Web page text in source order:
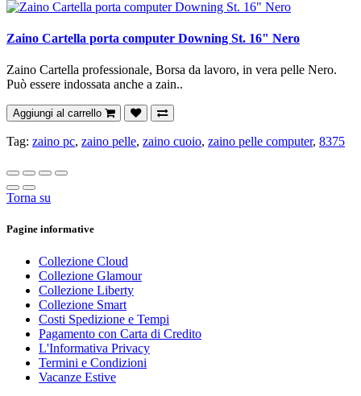
Zaino Cartella porta computer Downing St. 16" Nero
Zaino Cartella professionale, Borsa da lavoro, in vera pelle Nero.
Può essere indossata anche a zain..
Aggiungi al carrello
Tag: zaino pc, zaino pelle, zaino cuoio, zaino pelle computer, 8375
Torna su
Pagine informative
Collezione Cloud
Collezione Glamour
Collezione Liberty
Collezione Smart
Costi Spedizione e Tempi
Pagamento con Carta di Credito
L'Informativa Privacy
Termini e Condizioni
Vacanze Estive